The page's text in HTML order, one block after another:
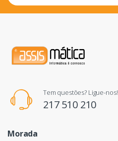
Tem questões? Ligue-nos!
217 510 210
Morada